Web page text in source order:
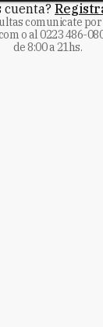
cuenta?
comunicate
o al0223 486-
de 8:00 a 21hs.